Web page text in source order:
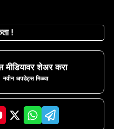
!
मीडियावर शेअर करा
नवीन अपडेट्स मिळवा